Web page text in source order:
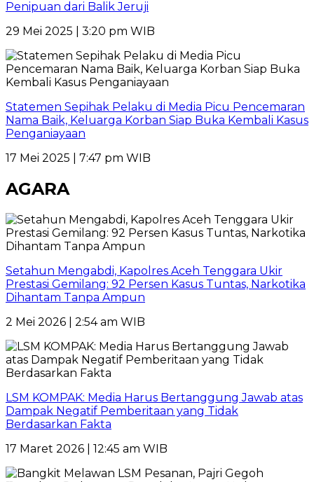
Penipuan dari Balik Jeruji
29 Mei 2025 | 3:20 pm WIB
Statemen Sepihak Pelaku di Media Picu Pencemaran
Nama Baik, Keluarga Korban Siap Buka Kembali Kasus
Penganiayaan
17 Mei 2025 | 7:47 pm WIB
AGARA
Setahun Mengabdi, Kapolres Aceh Tenggara Ukir
Prestasi Gemilang: 92 Persen Kasus Tuntas, Narkotika
Dihantam Tanpa Ampun
2 Mei 2026 | 2:54 am WIB
LSM KOMPAK: Media Harus Bertanggung Jawab atas
Dampak Negatif Pemberitaan yang Tidak
Berdasarkan Fakta
17 Maret 2026 | 12:45 am WIB